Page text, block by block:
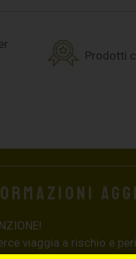
Prodotti
viaggia a rischio e